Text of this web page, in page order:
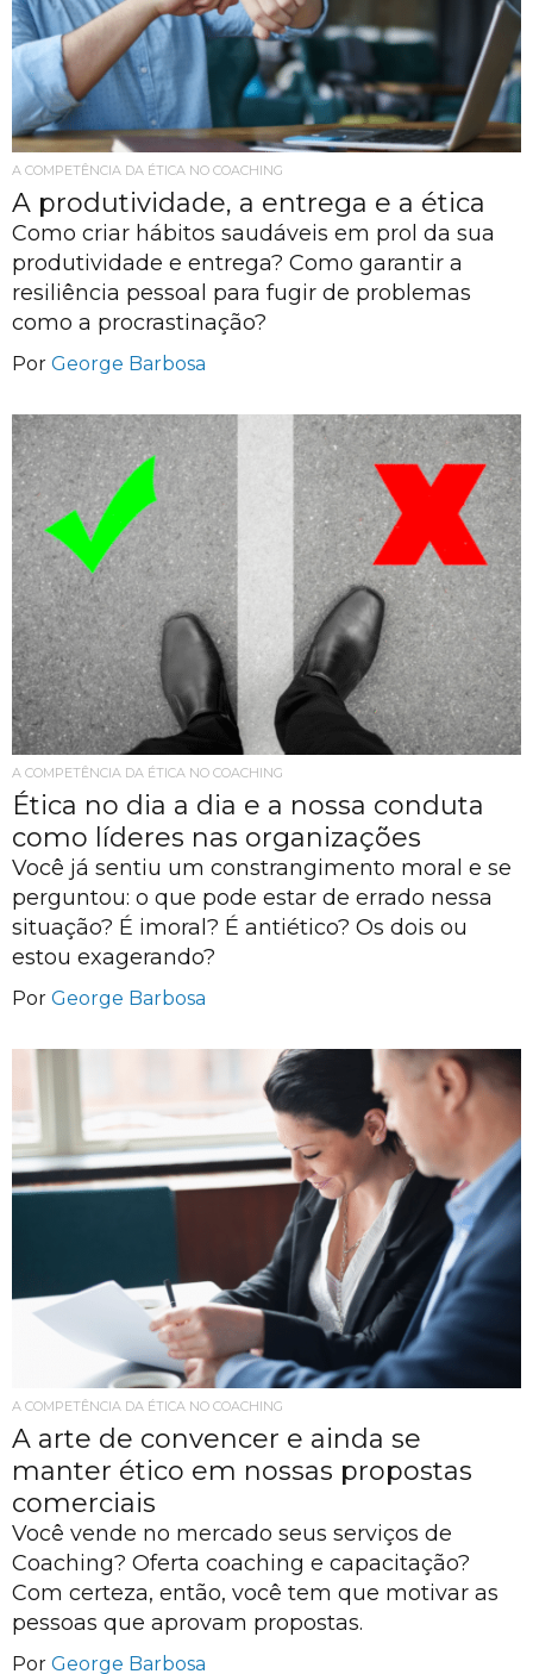
A COMPETÊNCIA DA ÉTICA NO COACHING
A produtividade, a entrega e a ética
Como criar hábitos saudáveis em prol da sua
produtividade e entrega? Como garantir a
resiliência pessoal para fugir de problemas
como a procrastinação?
Por George Barbosa
A COMPETÊNCIA DA ÉTICA NO COACHING
Ética no dia a dia e a nossa conduta
como líderes nas organizações
Você já sentiu um constrangimento moral e se
perguntou: o que pode estar de errado nessa
situação? É imoral? É antiético? Os dois ou
estou exagerando?
Por George Barbosa
A COMPETÊNCIA DA ÉTICA NO COACHING
A arte de convencer e ainda se
manter ético em nossas propostas
comerciais
Você vende no mercado seus serviços de
Coaching? Oferta coaching e capacitação?
Com certeza, então, você tem que motivar as
pessoas que aprovam propostas.
Por George Barbosa